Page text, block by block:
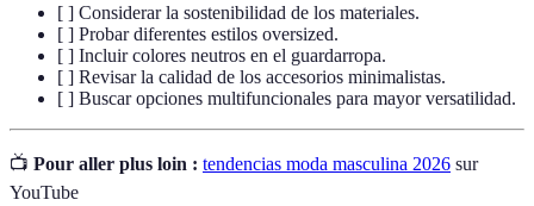
[ ] Considerar la sostenibilidad de los materiales.
[ ] Probar diferentes estilos oversized.
[ ] Incluir colores neutros en el guardarropa.
[ ] Revisar la calidad de los accesorios minimalistas.
[ ] Buscar opciones multifuncionales para mayor versatilidad.
📺 Pour aller plus loin : tendencias moda masculina 2026 sur
YouTube